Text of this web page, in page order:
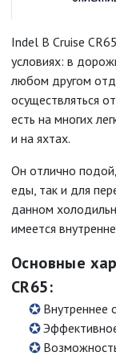
Indel B Cruise
условиях: в
любом другом
осуществляться
есть на многих
и на яхтах.
Он отлично
еды, так и для
данном
имеется
Основные
CR65:
Внутреннее